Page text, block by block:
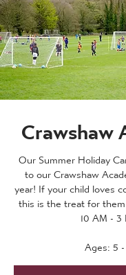
Crawshaw
Our Summer Holiday
to our Crawshaw
year! If your child loves
this is the treat for
10 AM - 3
Ages: 5